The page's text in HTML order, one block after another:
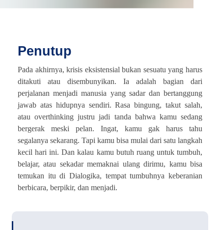
Penutup
Pada akhirnya, krisis eksistensial bukan sesuatu yang harus
ditakuti atau disembunyikan. Ia adalah bagian dari
perjalanan menjadi manusia yang sadar dan bertanggung
jawab atas hidupnya sendiri. Rasa bingung, takut salah,
atau overthinking justru jadi tanda bahwa kamu sedang
bergerak meski pelan. Ingat, kamu gak harus tahu
segalanya sekarang. Tapi kamu bisa mulai dari satu langkah
kecil hari ini. Dan kalau kamu butuh ruang untuk tumbuh,
belajar, atau sekadar memaknai ulang dirimu, kamu bisa
temukan itu di Dialogika, tempat tumbuhnya keberanian
berbicara, berpikir, dan menjadi.